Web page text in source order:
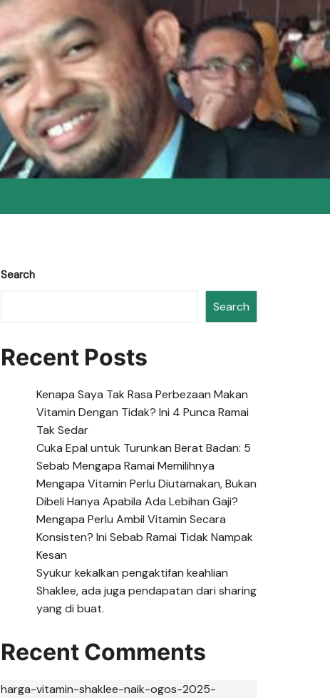
Search
Search
Recent Posts
Kenapa Saya Tak Rasa Perbezaan Makan
Vitamin Dengan Tidak? Ini 4 Punca Ramai
Tak Sedar
Cuka Epal untuk Turunkan Berat Badan: 5
Sebab Mengapa Ramai Memilihnya
Mengapa Vitamin Perlu Diutamakan, Bukan
Dibeli Hanya Apabila Ada Lebihan Gaji?
Mengapa Perlu Ambil Vitamin Secara
Konsisten? Ini Sebab Ramai Tidak Nampak
Kesan
Syukur kekalkan pengaktifan keahlian
Shaklee, ada juga pendapatan dari sharing
yang di buat.
Recent Comments
harga-vitamin-shaklee-naik-ogos-2025-